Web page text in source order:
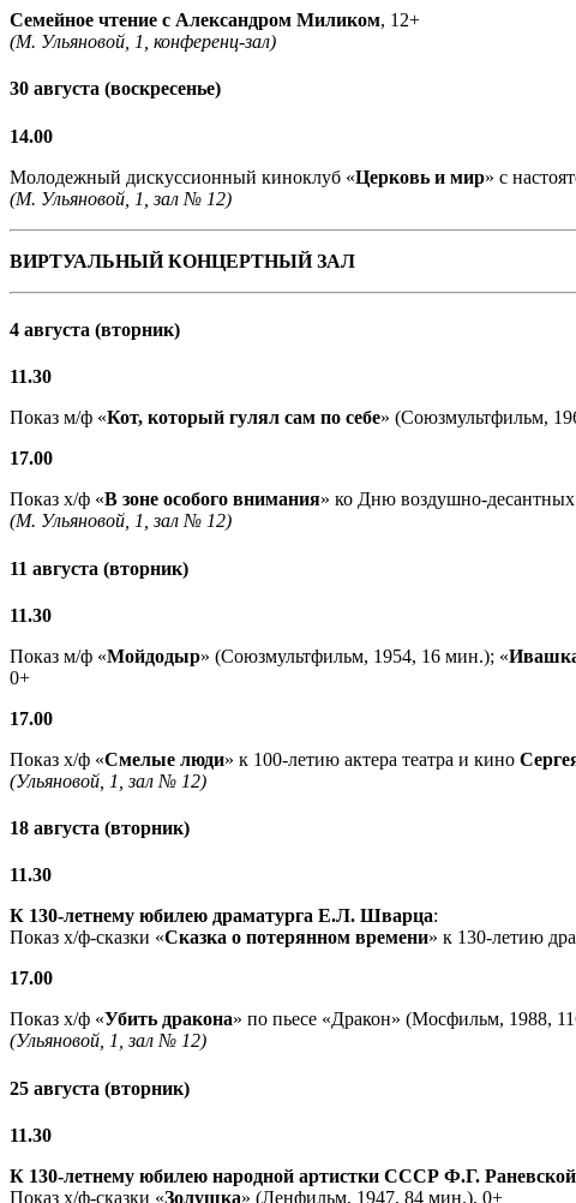
Семейное чтение с Александром Миликом, 12+
(М. Ульяновой, 1, конференц-зал)
30 августа (воскресенье)
14.00
Молодежный дискуссионный киноклуб «Церковь и мир» с
(М. Ульяновой, 1, зал № 12)
ВИРТУАЛЬНЫЙ КОНЦЕРТНЫЙ ЗАЛ
4 августа (вторник)
11.30
Показ м/ф «Кот, который гулял сам по себе» (Союзмультфильм,
17.00
Показ х/ф «В зоне особого внимания» ко Дню воздушно-
(М. Ульяновой, 1, зал № 12)
11 августа (вторник)
11.30
Показ м/ф «Мойдодыр» (Союзмультфильм, 1954, 16 мин.); «
0+
17.00
Показ х/ф «Смелые люди» к 100-летию актера театра и кино
(Ульяновой, 1, зал № 12)
18 августа (вторник)
11.30
К 130-летнему юбилею драматурга Е.Л. Шварца:
Показ х/ф-сказки «Сказка о потерянном времени» к 130-летию
17.00
Показ х/ф «Убить дракона» по пьесе «Дракон» (Мосфильм, 1988,
(Ульяновой, 1, зал № 12)
25 августа (вторник)
11.30
К 130-летнему юбилею народной артистки СССР Ф.Г. Раневской
Показ х/ф-сказки «Золушка» (Ленфильм, 1947, 84 мин.), 0+